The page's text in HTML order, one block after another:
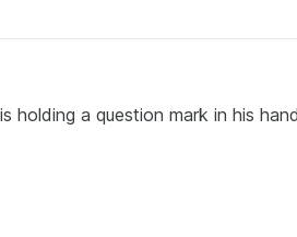
a question mark in his